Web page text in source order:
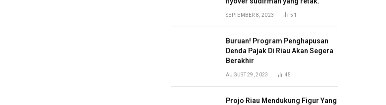
SEPTEMBER 8, 2023 51
Buruan! Program Penghapusan
Denda Pajak Di Riau Akan Segera
Berakhir
AUGUST 29, 2023 45
Projo Riau Mendukung Figur Yang